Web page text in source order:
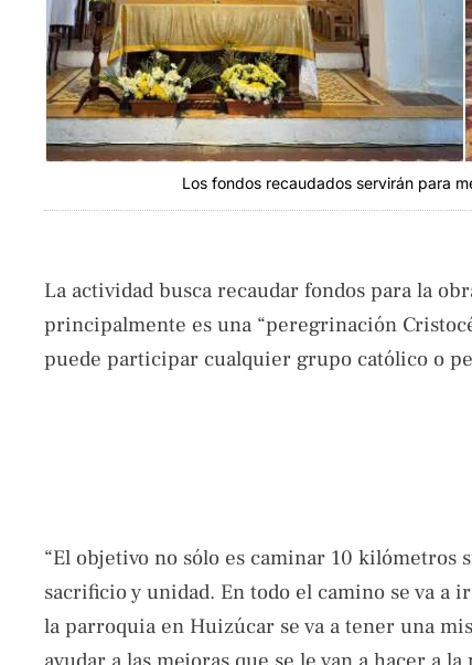
Los fondos recaudados servirán para
La actividad busca recaudar fondos para la
principalmente es una “peregrinación
puede participar cualquier grupo católico o
“El objetivo no sólo es caminar 10 kilómetros
sacrificio y unidad. En todo el camino se va a
la parroquia en Huizúcar se va a tener una